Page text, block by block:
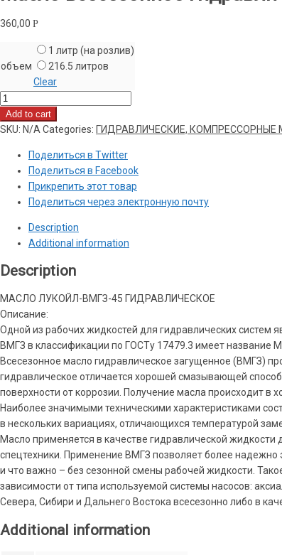
360,00 Р
объем
1 литр (на розлив)
216.5 литров
Clear
Масло
всесезонное
гидравлическое
ВМГЗ
quantity
Add to cart
SKU: N/A Categories: ГИДРАВЛИЧЕСКИЕ, КОМПРЕССОРНЫЕ
Поделиться в Twitter
Поделиться в Facebook
Прикрепить этот товар
Поделиться через электронную почту
Description
Additional information
Description
МАСЛО ЛУКОЙЛ-ВМГЗ-45 ГИДРАВЛИЧЕСКОЕ
Описание:
Одной из рабочих жидкостей для гидравлических
ВМГЗ в классификации по ГОСТу 17479.3 имеет название
Всесезонное масло гидравлическое загущенное (ВМГЗ)
гидравлическое отличается хорошей смазывающей
поверхности от коррозии. Получение масла происходит в
Наиболее значимыми техническими характеристиками
в нескольких вариациях, отличающихся температурой
Масло применяется в качестве гидравлической
спецтехники. Применение ВМГЗ позволяет более надежно
и что важно – без сезонной смены рабочей жидкости.
зависимости от типа используемой системы насосов:
Севера, Сибири и Дальнего Востока всесезонно либо в
Additional information